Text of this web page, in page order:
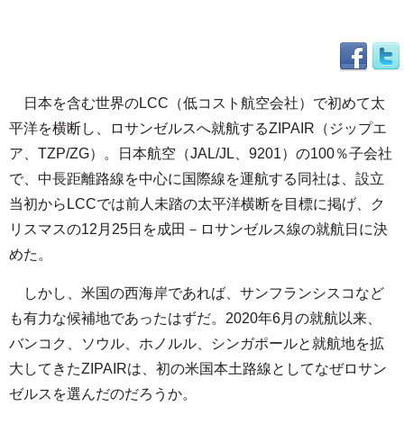
日本を含む世界のLCC（低コスト航空会社）で初めて太
平洋を横断し、ロサンゼルスへ就航するZIPAIR（ジップエ
ア、TZP/ZG）。日本航空（JAL/JL、9201）の100％子会社
で、中長距離路線を中心に国際線を運航する同社は、設立
当初からLCCでは前人未踏の太平洋横断を目標に掲げ、ク
リスマスの12月25日を成田－ロサンゼルス線の就航日に決
めた。
しかし、米国の西海岸であれば、サンフランシスコなど
も有力な候補地であったはずだ。2020年6月の就航以来、
バンコク、ソウル、ホノルル、シンガポールと就航地を拡
大してきたZIPAIRは、初の米国本土路線としてなぜロサン
ゼルスを選んだのだろうか。